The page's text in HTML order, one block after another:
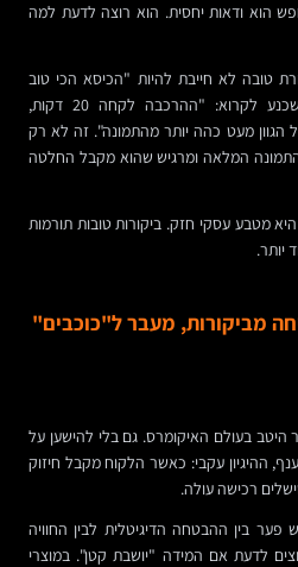
הוא ודאות יחסית. הוא רוצה לדעת למה
טובה לא חייבת להיות "הכיסא הכי טוב
בעולם". לפעמים הרבה יותר משכנע לקרוא: "ההרכבה לקחה 20 דקות,
הגוון מעט כהה יותר מהתמונה". זה לא רק
התמונה המלאה ומרגיש שהוא מקבל החלטה
מטבע עסקי חזק. ביקורות טובות תורמות
יותר.
מביקורות, מעבר ל"כוכבים"
היטב בעולם האיקומרס. גם בלי להישען על
ההיגיון עקבי: כאשר הלקוח מקבל חיזוק
רכישה עולה.
פער בין ההבטחה הדיגיטלית לבין החוויה
לדעת אם המידה "יושבת קטן". במוצרי